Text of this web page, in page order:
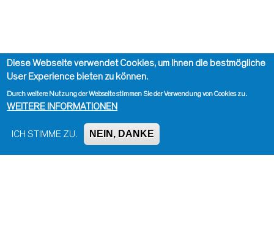
Diese Webseite verwendet Cookies, um Ihnen die bestmögliche
User Experience bieten zu können.
Durch weitere Nutzung der Webseite stimmen Sie der Verwendung von Cookies zu.
WEITERE INFORMATIONEN
ICH STIMME ZU. NEIN, DANKE